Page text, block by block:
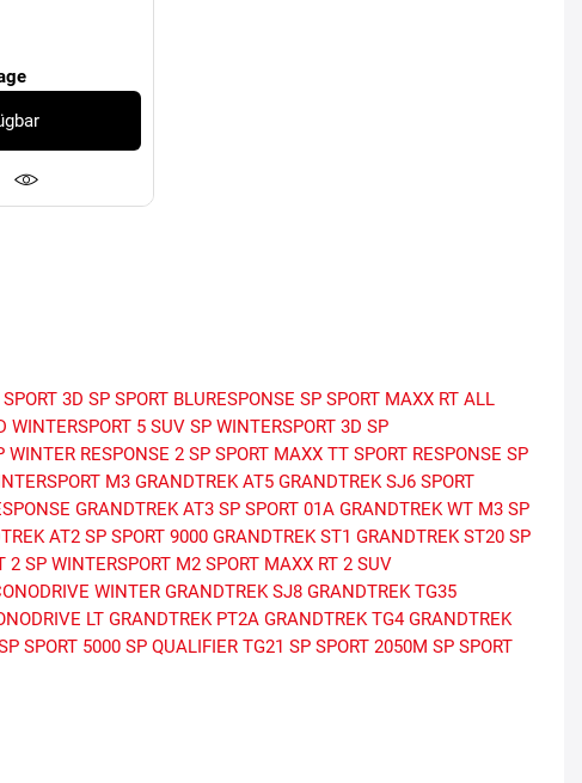
3D SP SPORT BLURESPONSE SP SPORT MAXX RT ALL
WINTERSPORT 5 SUV SP WINTERSPORT 3D SP
WINTER RESPONSE 2 SP SPORT MAXX TT SPORT RESPONSE SP
M3 GRANDTREK AT5 GRANDTREK SJ6 SPORT
GRANDTREK AT3 SP SPORT 01A GRANDTREK WT M3 SP
AT2 SP SPORT 9000 GRANDTREK ST1 GRANDTREK ST20 SP
2 SP WINTERSPORT M2 SPORT MAXX RT 2 SUV
WINTER GRANDTREK SJ8 GRANDTREK TG35
LT GRANDTREK PT2A GRANDTREK TG4 GRANDTREK
SPORT 5000 SP QUALIFIER TG21 SP SPORT 2050M SP SPORT